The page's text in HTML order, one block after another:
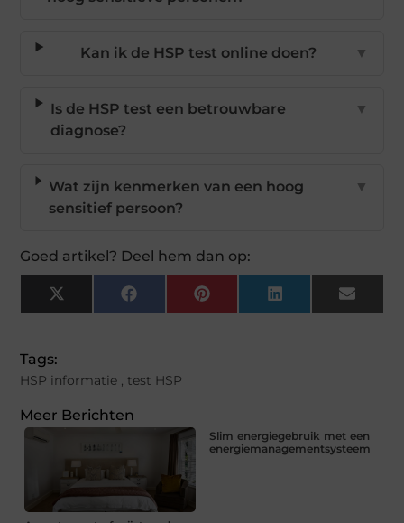
Kan ik de HSP test online doen? ▼
Is de HSP test een betrouwbare
diagnose?
▼
Wat zijn kenmerken van een hoog
sensitief persoon?
▼
Goed artikel? Deel hem dan op:
X
(Twitter)
FacebookPinterestLinkedIn Email
Tags:
HSP informatie , test HSP
Meer Berichten
Slim energiegebruik met een
energiemanagementsysteem